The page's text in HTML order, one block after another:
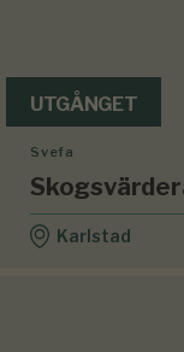
UTGÅNGET
Svefa
Karlstad